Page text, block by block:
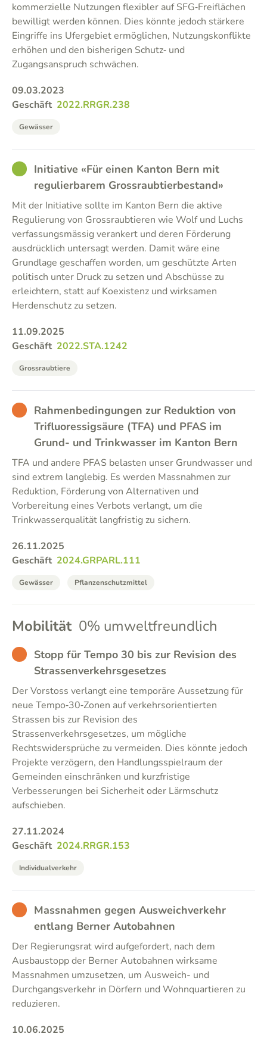
kommerzielle Nutzungen flexibler auf SFG‑Freiflächen
bewilligt werden können. Dies könnte jedoch stärkere
Eingriffe ins Ufergebiet ermöglichen, Nutzungskonflikte
erhöhen und den bisherigen Schutz‑ und
Zugangsanspruch schwächen.
09.03.2023
Geschäft 2022.RRGR.238
Gewässer
GOODInitiative «Für einen Kanton Bern mit
regulierbarem Grossraubtierbestand»
Mit der Initiative sollte im Kanton Bern die aktive
Regulierung von Grossraubtieren wie Wolf und Luchs
verfassungsmässig verankert und deren Förderung
ausdrücklich untersagt werden. Damit wäre eine
Grundlage geschaffen worden, um geschützte Arten
politisch unter Druck zu setzen und Abschüsse zu
erleichtern, statt auf Koexistenz und wirksamen
Herdenschutz zu setzen.
11.09.2025
Geschäft 2022.STA.1242
Grossraubtiere
BAD Rahmenbedingungen zur Reduktion von
Trifluoressigsäure (TFA) und PFAS im
Grund- und Trinkwasser im Kanton Bern
TFA und andere PFAS belasten unser Grundwasser und
sind extrem langlebig. Es werden Massnahmen zur
Reduktion, Förderung von Alternativen und
Vorbereitung eines Verbots verlangt, um die
Trinkwasserqualität langfristig zu sichern.
26.11.2025
Geschäft 2024.GRPARL.111
Gewässer Pflanzenschutzmittel
Mobilität 0% umweltfreundlich
BAD Stopp für Tempo 30 bis zur Revision des
Strassenverkehrsgesetzes
Der Vorstoss verlangt eine temporäre Aussetzung für
neue Tempo‑30‑Zonen auf verkehrsorientierten
Strassen bis zur Revision des
Strassenverkehrsgesetzes, um mögliche
Rechtswidersprüche zu vermeiden. Dies könnte jedoch
Projekte verzögern, den Handlungsspielraum der
Gemeinden einschränken und kurzfristige
Verbesserungen bei Sicherheit oder Lärmschutz
aufschieben.
27.11.2024
Geschäft 2024.RRGR.153
Individualverkehr
BAD Massnahmen gegen Ausweichverkehr
entlang Berner Autobahnen
Der Regierungsrat wird aufgefordert, nach dem
Ausbaustopp der Berner Autobahnen wirksame
Massnahmen umzusetzen, um Ausweich- und
Durchgangsverkehr in Dörfern und Wohnquartieren zu
reduzieren.
10.06.2025